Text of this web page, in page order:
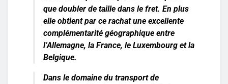
que doubler de taille dans le fret. En plus
elle obtient par ce rachat une excellente
complémentarité géographique entre
l’Allemagne, la France, le Luxembourg et la
Belgique.
Dans le domaine du transport de